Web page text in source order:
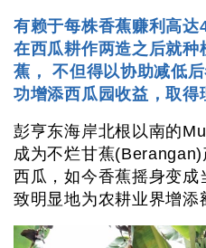
有赖于每株香蕉赚利高
在西瓜耕作两造之后就
蕉， 不但得以协助减低
功增添西瓜园收益，取得
彭亨东海岸北根以南的
成为不烂甘蕉
西瓜，如今香蕉摇身变成
致明显地为农耕业界增添